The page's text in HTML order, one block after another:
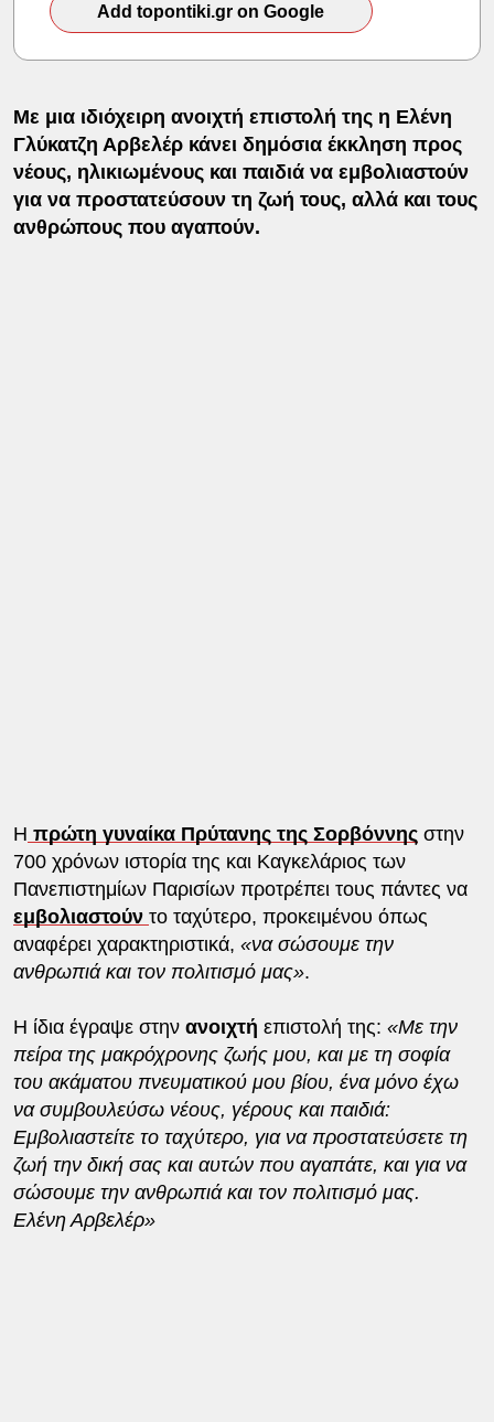
Add topontiki.gr on Google
Με μια ιδιόχειρη ανοιχτή επιστολή της η Ελένη
Γλύκατζη Αρβελέρ κάνει δημόσια έκκληση προς
νέους, ηλικιωμένους και παιδιά να εμβολιαστούν
για να προστατεύσουν τη ζωή τους, αλλά και τους
ανθρώπους που αγαπούν.
Η πρώτη γυναίκα Πρύτανης της Σορβόννηςστην
700 χρόνων ιστορία της και Καγκελάριος των
Πανεπιστημίων Παρισίων προτρέπει τους πάντες να
εμβολιαστούν το ταχύτερο, προκειμένου όπως
αναφέρει χαρακτηριστικά, «να σώσουμε την
ανθρωπιά και τον πολιτισμό μας».
Η ίδια έγραψε στην ανοιχτή επιστολή της: «Με την
πείρα της μακρόχρονης ζωής μου, και με τη σοφία
του ακάματου πνευματικού μου βίου, ένα μόνο έχω
να συμβουλεύσω νέους, γέρους και παιδιά:
Εμβολιαστείτε το ταχύτερο, για να προστατεύσετε τη
ζωή την δική σας και αυτών που αγαπάτε, και για να
σώσουμε την ανθρωπιά και τον πολιτισμό μας.
Ελένη Αρβελέρ»